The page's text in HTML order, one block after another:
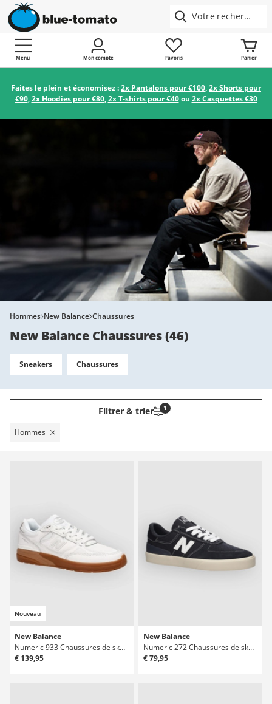
Menu Mon compte Favoris Panier
Faites le plein et économisez :2x Pantalons pour €100,2x Shorts pour
€90,2x Hoodies pour €80,2x T-shirts pour €40ou 2x Casquettes €30
Hommes New Balance Chaussures
New Balance Chaussures(46)
Sneakers Chaussures
Filtrer & trier 1
Hommes
Nouveau
New Balance
Numeric 933 Chaussures de skate
€ 139,95
New Balance
Numeric 272 Chaussures de skate
€ 79,95